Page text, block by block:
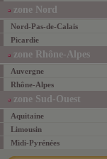
zone Nord
Nord-Pas-de-Calais
Picardie
zone Rhône-Alpes
Auvergne
Rhône-Alpes
zone Sud-Ouest
Aquitaine
Limousin
Midi-Pyrénées